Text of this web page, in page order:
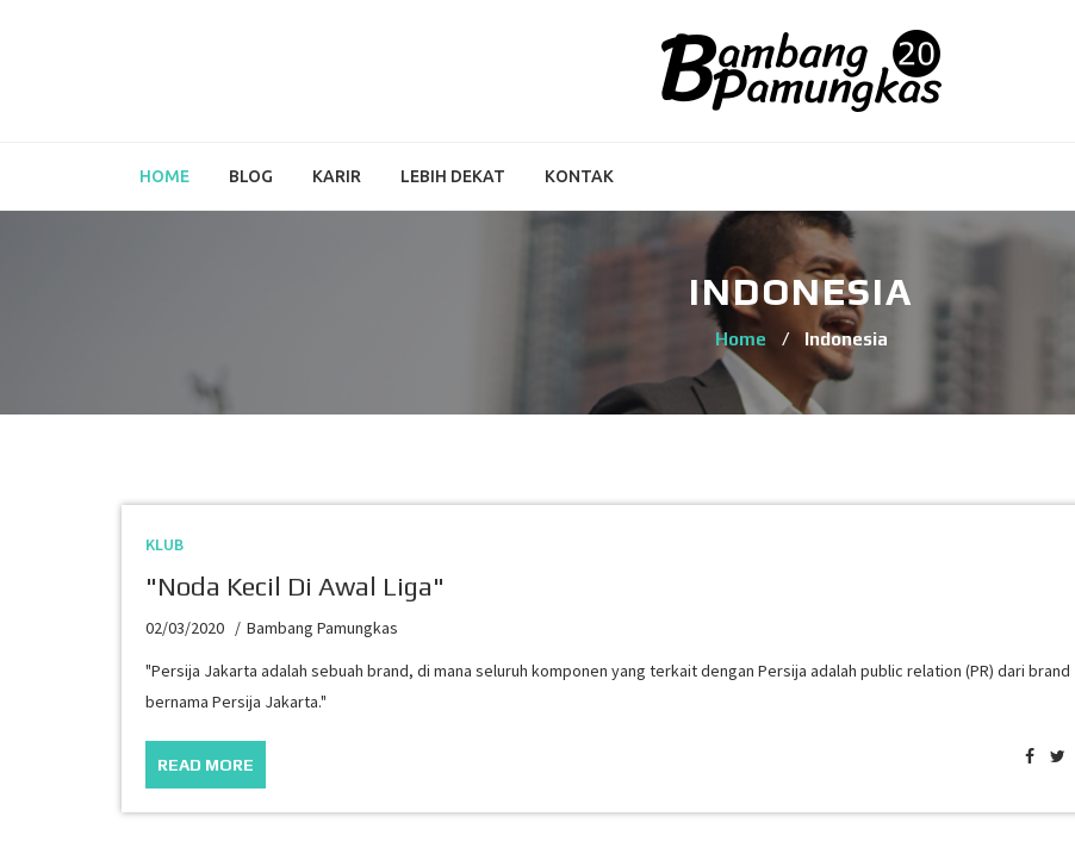
HOME BLOG KARIR LEBIH DEKAT KONTAK
INDONESIA
Home / Indonesia
KLUB
"Noda Kecil Di Awal Liga"
02/03/2020
Bambang Pamungkas
"Persija Jakarta adalah sebuah brand, di mana seluruh komponen yang terkait dengan Persija adalah public relation (PR) dari brand
bernama Persija Jakarta."
READ MORE